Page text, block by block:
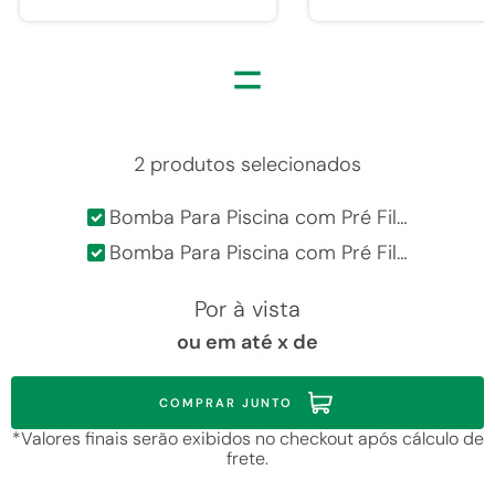
=
2 produtos selecionados
Bomba Para Piscina com Pré Filtro Dancor PF-17 1/3CV 110V / 220V
Bomba Para Piscina com Pré Filtro Dancor PF-17 1/2CV 110V / 220V
Por à vista
ou em até x de
COMPRAR JUNTO
*Valores finais serão exibidos no checkout após cálculo de
frete.